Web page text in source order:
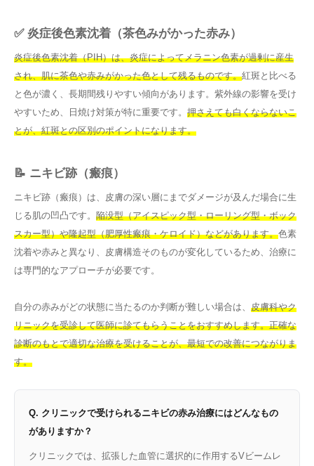
✅ 炎症後色素沈着（茶色みがかった赤み）
炎症後色素沈着（PIH）は、炎症によってメラニン色素が過剰に産生
され、肌に茶色や赤みがかった色として残るものです。紅斑と比べる
と色が濃く、長期間残りやすい傾向があります。紫外線の影響を受け
やすいため、日焼け対策が特に重要です。 押さえても白くならないこ
とが、紅斑との区別のポイントになります。
📝 ニキビ跡（瘢痕）
ニキビ跡（瘢痕）は、皮膚の深い層にまでダメージが及んだ場合に生
じる肌の凹凸です。 陥没型（アイスピック型・ローリング型・ボック
スカー型）や隆起型（肥厚性瘢痕・ケロイド）などがあります。色素
沈着や赤みと異なり、皮膚構造そのものが変化しているため、治療に
は専門的なアプローチが必要です。
自分の赤みがどの状態に当たるのか判断が難しい場合は、 皮膚科やク
リニックを受診して医師に診てもらうことをおすすめします。正確な
診断のもとで適切な治療を受けることが、最短での改善につながりま
す。
Q. クリニックで受けられるニキビの赤み治療にはどんなもの
がありますか？
クリニックでは、拡張した血管に選択的に作用するVビームレ